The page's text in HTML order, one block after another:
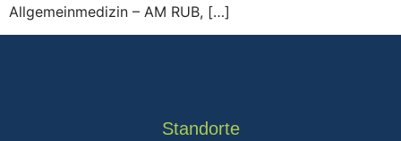
Allgemeinmedizin – AM RUB, […]
Standorte